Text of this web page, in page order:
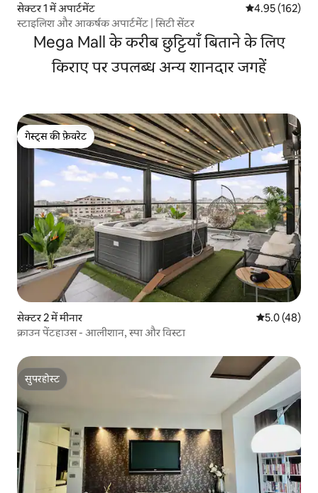
सेक्टर 1 में अपार्टमेंट औसत रेटिंग 5 में से
4.95 (162)
स्टाइलिश और आकर्षक अपार्टमेंट | सिटी सेंटर
Mega Mall के करीब छुट्टियाँ बिताने के लिए
किराए पर उपलब्ध अन्य शानदार जगहें
गेस्ट्स की फ़ेवरेट
गेस्ट्स की फ़ेवरेट
सेक्टर 2 में मीनार औसत रेटिंग 5
5.0 (48)
क्राउन पेंटहाउस - आलीशान, स्पा और विस्टा
सुपरहोस्ट
सुपरहोस्ट